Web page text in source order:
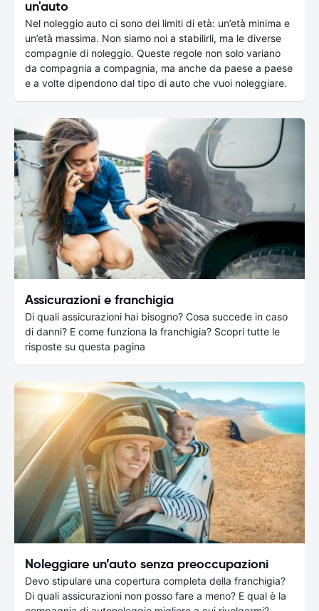
un'auto
Nel noleggio auto ci sono dei limiti di età: un’età minima e
un’età massima. Non siamo noi a stabilirli, ma le diverse
compagnie di noleggio. Queste regole non solo variano
da compagnia a compagnia, ma anche da paese a paese
e a volte dipendono dal tipo di auto che vuoi noleggiare.
Assicurazioni e franchigia
Di quali assicurazioni hai bisogno? Cosa succede in caso
di danni? E come funziona la franchigia? Scopri tutte le
risposte su questa pagina
Noleggiare un’auto senza preoccupazioni
Devo stipulare una copertura completa della franchigia?
Di quali assicurazioni non posso fare a meno? E qual è la